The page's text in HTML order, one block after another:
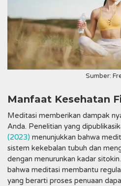
Sumber:
Manfaat Kesehatan
Meditasi memberikan dampak
Anda. Penelitian yang
(2023) menunjukkan bahwa
sistem kekebalan tubuh dan
dengan menurunkan kadar
bahwa meditasi membantu
yang berarti proses penuaan